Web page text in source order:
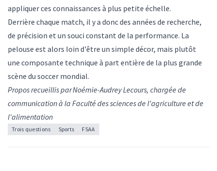
appliquer ces connaissances à plus petite échelle.
Derrière chaque match, il y a donc des années de recherche,
de précision et un souci constant de la performance. La
pelouse est alors loin d'être un simple décor, mais plutôt
une composante technique à part entière de la plus grande
scène du soccer mondial.
Propos recueillis par Noémie-Audrey Lecours, chargée de
communication à la Faculté des sciences de l'agriculture et de
l'alimentation
Trois questions Sports FSAA